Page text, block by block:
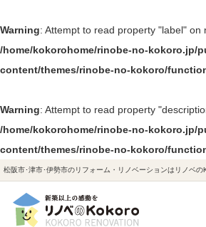
Warning: Attempt to read property "label" on
/home/kokorohome/rinobe-no-kokoro.jp/
content/themes/rinobe-no-kokoro/
Warning: Attempt to read property
/home/kokorohome/rinobe-no-kokoro.jp/
content/themes/rinobe-no-kokoro/
松阪市･津市･伊勢市のリフォーム・リノベーションはリノベの